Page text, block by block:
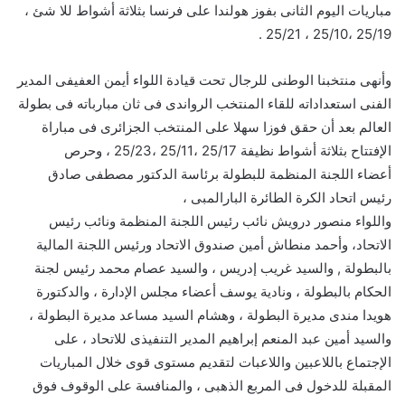
مباريات اليوم الثانى بفوز هولندا على فرنسا بثلاثة أشواط للا شئ ،
25/19 ،25/10 ، 25/21 .
وأنهى منتخبنا الوطنى للرجال تحت قيادة اللواء أيمن العفيفى المدير
الفنى استعداداته للقاء المنتخب الرواندى فى ثان مبارباته فى بطولة
العالم بعد أن حقق فوزا سهلا على المنتخب الجزائرى فى مباراة
الإفتتاح بثلاثة أشواط نظيفة 25/17 ،25/11 ،25/23 ، وحرص
أعضاء اللجنة المنظمة للبطولة برئاسة الدكتور مصطفى صادق
رئيس اتحاد الكرة الطائرة البارالمبى ،
واللواء منصور درويش نائب رئيس اللجنة المنظمة ونائب رئيس
الاتحاد، وأحمد منطاش أمين صندوق الاتحاد ورئيس اللجنة المالية
بالبطولة , والسيد غريب إدريس ، والسيد عصام محمد رئيس لجنة
الحكام بالبطولة ، ونادية يوسف أعضاء مجلس الإدارة ، والدكتورة
هويدا مندى مديرة البطولة ، وهشام السيد مساعد مديرة البطولة ،
والسيد أمين عبد المنعم إبراهيم المدير التنفيذى للاتحاد ، على
الإجتماع باللاعبين واللاعبات لتقديم مستوى قوى خلال المباريات
المقبلة للدخول فى المربع الذهبى ، والمنافسة على الوقوف فوق